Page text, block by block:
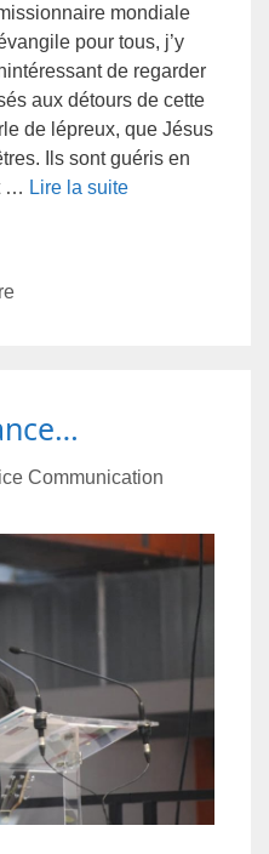
mondiale
pour tous, j’y
de regarder
aux détours de cette
de lépreux, que Jésus
Ils sont guéris en
… Lire la suite
Communication